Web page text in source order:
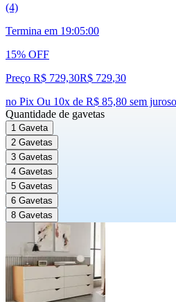
(4)
Termina em 19:04:59
15% OFF
Preço R$ 729,30R$ 729,30
no Pix Ou 10x de R$ 85,80 sem juros
Quantidade de gavetas
1 Gaveta
2 Gavetas
3 Gavetas
4 Gavetas
5 Gavetas
6 Gavetas
8 Gavetas